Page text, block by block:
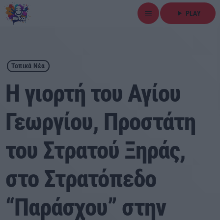
menu play_arrow PLAY
close
play_arrow ΕΡΚΟ
Αρχική
Εκπομπές
Αθλητικά
Τοπικά Νέα
Η γιορτή του Αγίου
Γεωργίου, Προστάτη
του Στρατού Ξηράς,
στο Στρατόπεδο
“Παράσχου” στην